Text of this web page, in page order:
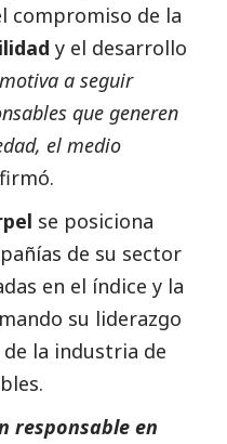
compromiso de la
y el desarrollo
a seguir
que generen
el medio
se posiciona
de su sector
en el índice y la
su liderazgo
la industria de
responsable en